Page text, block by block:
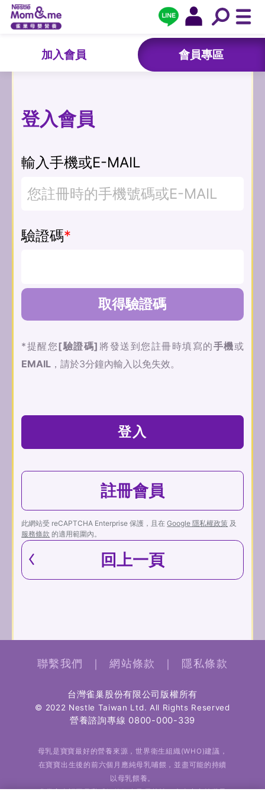
加入會員 會員專區
登入會員
輸入手機或E-MAIL
驗證碼*
取得驗證碼
*提醒您[驗證碼] 將發送到您註冊時填寫的手機或
EMAIL ，請於3分鐘內輸入以免失效。
登入
註冊會員
此網站受 reCAPTCHA Enterprise 保護，且在Google 隱私權政策 及
服務條款 的適用範圍內。
回上一頁
聯繫我們 ｜ 網站條款 ｜ 隱私條款
台灣雀巢股份有限公司版權所有
© 2022 Nestle Taiwan Ltd. All Rights Reserved
營養諮詢專線 0800-000-339
母乳是寶寶最好的營養來源，世界衛生組織(WHO)建議，
在寶寶出生後的前六個月應純母乳哺餵，並盡可能的持續
以母乳餵養。